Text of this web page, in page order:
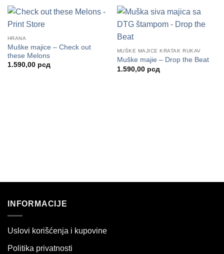
HRANA
Muške majice – Check out
these Melons
1.590,00 рсд
MUŠKE MAJICE KRATAK RUKAV
Muške majie – Drop the Beat
1.590,00 рсд
INFORMACIJE
Uslovi korišćenja i kupovine
Politika privatnosti